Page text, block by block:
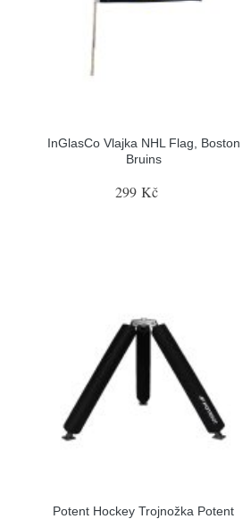
InGlasCo Vlajka NHL Flag, Boston
Bruins
299 Kč
Potent Hockey Trojnožka Potent